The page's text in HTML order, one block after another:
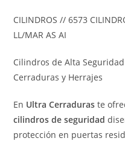
CILINDROS // 6573
LL/MAR AS AI
Cilindros de Alta
Cerraduras y Herrajes
En Ultra Cerraduras te
cilindros de seguridad
protección en puertas